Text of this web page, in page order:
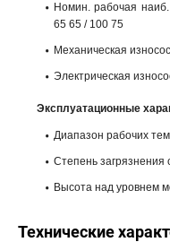
Номин. рабочая
65 65 / 100 75
Механическая
Электрическая
Эксплуатационные
Диапазон рабочих
Степень загрязнения
Высота над уровнем
Технические